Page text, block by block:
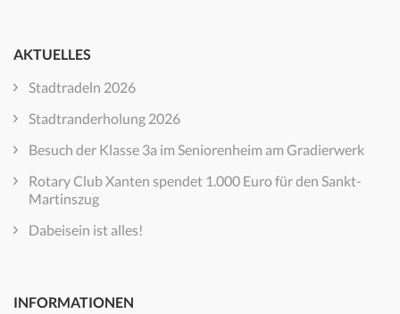
AKTUELLES
Stadtradeln 2026
Stadtranderholung 2026
Besuch der Klasse 3a im Seniorenheim am Gradierwerk
Rotary Club Xanten spendet 1.000 Euro für den Sankt-
Martinszug
Dabeisein ist alles!
INFORMATIONEN